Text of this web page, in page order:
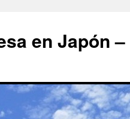
en Japón